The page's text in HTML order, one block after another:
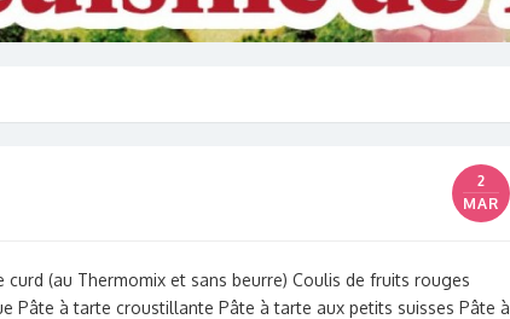
2
MAR
curd (au Thermomix et sans beurre) Coulis de fruits rouges
Pâte à tarte croustillante Pâte à tarte aux petits suisses Pâte à